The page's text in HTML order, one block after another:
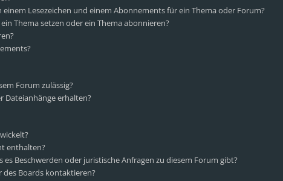
einem Lesezeichen und einem Abonnements für ein Thema oder Forum?
Thema setzen oder ein Thema abonnieren?
Forum zulässig?
Dateianhänge erhalten?
enthalten?
es Beschwerden oder juristische Anfragen zu diesem Forum gibt?
Boards kontaktieren?